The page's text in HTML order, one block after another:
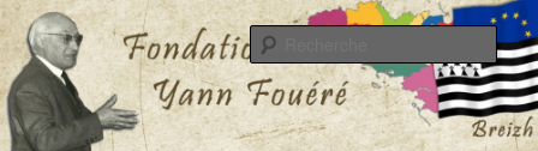
Fondation Yann Fouéré
Le site officiel de la fondation Yann Fouéré